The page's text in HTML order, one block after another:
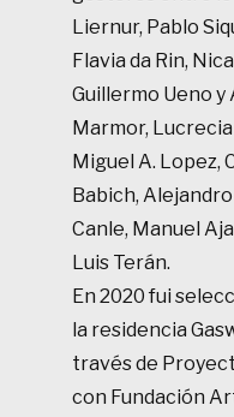
Liernur, Pablo
Flavia da Rin,
Guillermo Ueno y
Marmor,
Miguel A. Lopez,
Babich,
Canle, Manuel
Luis Terán.
En 2020 fui
la residencia
través de
con Fundación